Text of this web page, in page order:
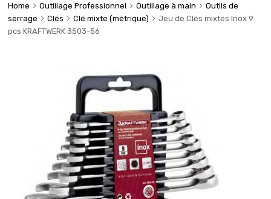
Home Outillage Professionnel Outillage à main
Outils de
serrage
Clés Clé mixte (métrique)
Jeu de Clés mixtes Inox 9
pcs KRAFTWERK 3503-56